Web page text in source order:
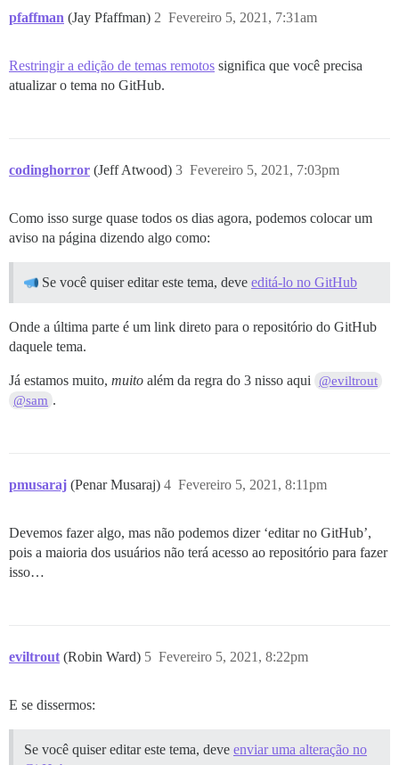
pfaffman (Jay Pfaffman) Fevereiro 5, 2021, 7:31am
2
Restringir a edição de temas remotos significa que você precisa
atualizar o tema no GitHub.
codinghorror (Jeff Atwood) Fevereiro 5, 2021, 7:03pm
3
Como isso surge quase todos os dias agora, podemos colocar um
aviso na página dizendo algo como:
Se você quiser editar este tema, deve editá-lo no GitHub
Onde a última parte é um link direto para o repositório do GitHub
daquele tema.
Já estamos muito, muito além da regra do 3 nisso aqui
@eviltrout
@sam .
pmusaraj (Penar Musaraj) Fevereiro 5, 2021, 8:11pm
4
Devemos fazer algo, mas não podemos dizer ‘editar no GitHub’,
pois a maioria dos usuários não terá acesso ao repositório para fazer
isso…
eviltrout (Robin Ward) Fevereiro 5, 2021, 8:22pm
5
E se dissermos:
Se você quiser editar este tema, deve enviar uma alteração no